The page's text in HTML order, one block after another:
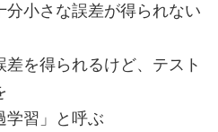
小さな誤差が得られない
を得られるけど、テスト
学習」と呼ぶ